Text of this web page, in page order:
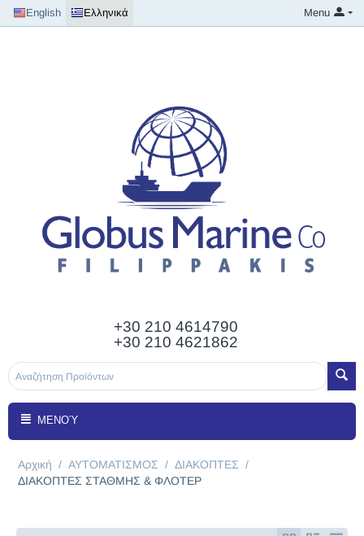
English Ελληνικά Menu
+30 210 4614790
+30 210 4621862
ΜΕΝΟΎ
Αρχική / ΑΥΤΟΜΑΤΙΣΜΟΣ / ΔΙΑΚΟΠΤΕΣ /
ΔΙΑΚΟΠΤΕΣ ΣΤΑΘΜΗΣ & ΦΛΟΤΕΡ